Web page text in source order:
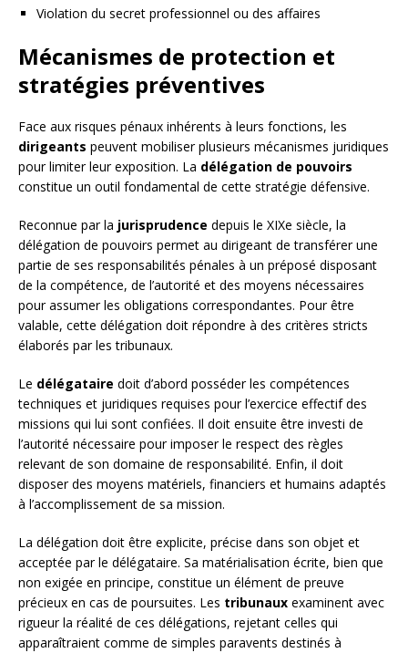
Violation du secret professionnel ou des affaires
Mécanismes de protection et
stratégies préventives
Face aux risques pénaux inhérents à leurs fonctions, les
dirigeants peuvent mobiliser plusieurs mécanismes juridiques
pour limiter leur exposition. La délégation de pouvoirs
constitue un outil fondamental de cette stratégie défensive.
Reconnue par la jurisprudence depuis le XIXe siècle, la
délégation de pouvoirs permet au dirigeant de transférer une
partie de ses responsabilités pénales à un préposé disposant
de la compétence, de l’autorité et des moyens nécessaires
pour assumer les obligations correspondantes. Pour être
valable, cette délégation doit répondre à des critères stricts
élaborés par les tribunaux.
Le délégataire doit d’abord posséder les compétences
techniques et juridiques requises pour l’exercice effectif des
missions qui lui sont confiées. Il doit ensuite être investi de
l’autorité nécessaire pour imposer le respect des règles
relevant de son domaine de responsabilité. Enfin, il doit
disposer des moyens matériels, financiers et humains adaptés
à l’accomplissement de sa mission.
La délégation doit être explicite, précise dans son objet et
acceptée par le délégataire. Sa matérialisation écrite, bien que
non exigée en principe, constitue un élément de preuve
précieux en cas de poursuites. Les tribunaux examinent avec
rigueur la réalité de ces délégations, rejetant celles qui
apparaîtraient comme de simples paravents destinés à